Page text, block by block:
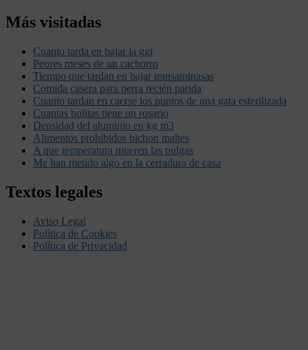
Más visitadas
Cuanto tarda en bajar la ggt
Peores meses de un cachorro
Tiempo que tardan en bajar transaminasas
Comida casera para perra recién parida
Cuanto tardan en caerse los puntos de una gata esterilizada
Cuantas bolitas tiene un rosario
Densidad del aluminio en kg m3
Alimentos prohibidos bichon maltes
A que temperatura mueren las pulgas
Me han metido algo en la cerradura de casa
Textos legales
Aviso Legal
Política de Cookies
Política de Privacidad